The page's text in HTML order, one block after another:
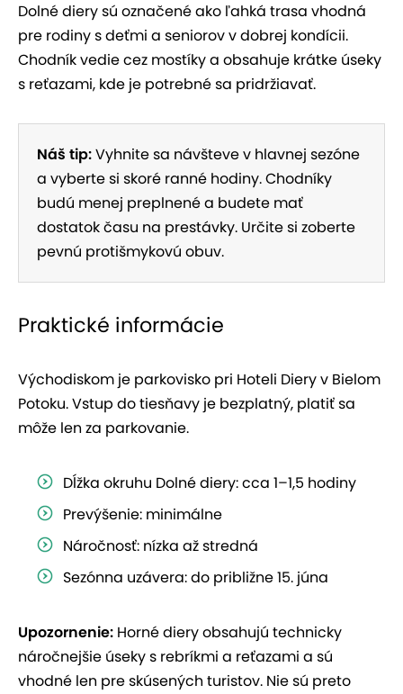
Dolné diery sú označené ako ľahká trasa vhodná
pre rodiny s deťmi a seniorov v dobrej kondícii.
Chodník vedie cez mostíky a obsahuje krátke úseky
s reťazami, kde je potrebné sa pridržiavať.
Náš tip:Vyhnite sa návšteve v hlavnej sezóne
a vyberte si skoré ranné hodiny. Chodníky
budú menej preplnené a budete mať
dostatok času na prestávky. Určite si zoberte
pevnú protišmykovú obuv.
Praktické informácie
Východiskom je parkovisko pri Hoteli Diery v Bielom
Potoku. Vstup do tiesňavy je bezplatný, platiť sa
môže len za parkovanie.
Dĺžka okruhu Dolné diery: cca 1–1,5 hodiny
Prevýšenie: minimálne
Náročnosť: nízka až stredná
Sezónna uzávera: do približne 15. júna
Upozornenie: Horné diery obsahujú technicky
náročnejšie úseky s rebríkmi a reťazami a sú
vhodné len pre skúsených turistov. Nie sú preto